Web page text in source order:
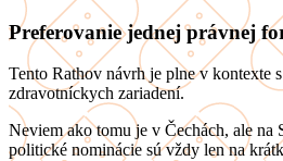
Preferovanie jednej právnej
Tento Rathov návrh je plne v kontexte
zdravotníckych zariadení.
Neviem ako tomu je v Čechách, ale
politické nominácie sú vždy len na